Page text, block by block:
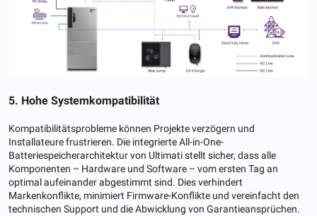
5. Hohe Systemkompatibilität
Kompatibilitätsprobleme können Projekte verzögern und
Installateure frustrieren. Die integrierte All-in-One-
Batteriespeicherarchitektur von Ultimati stellt sicher, dass alle
Komponenten – Hardware und Software – vom ersten Tag an
optimal aufeinander abgestimmt sind. Dies verhindert
Markenkonflikte, minimiert Firmware-Konflikte und vereinfacht den
technischen Support und die Abwicklung von Garantieansprüchen.